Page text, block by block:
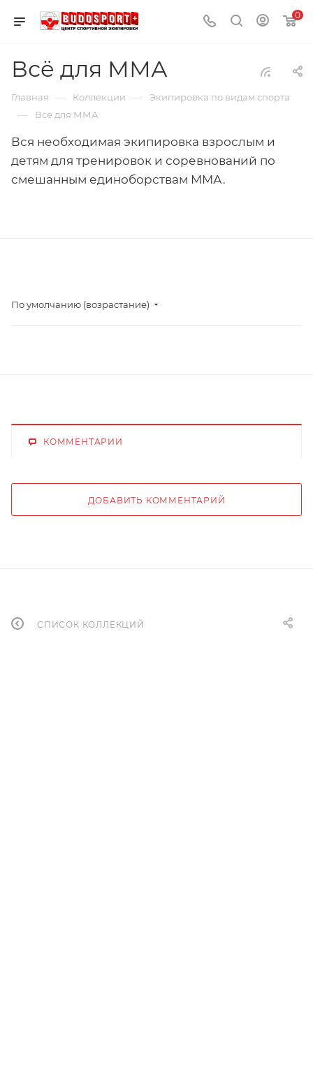
0
Всё для ММА
Главная — Коллекции — Экипировка по видам спорта
— Всё для ММА
Вся необходимая экипировка взрослым и
детям для тренировок и соревнований по
смешанным единоборствам ММА.
По умолчанию (возрастание)
КОММЕНТАРИИ
ДОБАВИТЬ КОММЕНТАРИЙ
СПИСОК КОЛЛЕКЦИЙ